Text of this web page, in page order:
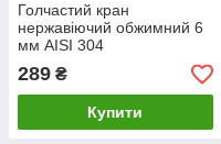
Голчастий кран
нержавіючий обжимний 6
мм AISI 304
289 ₴
Купити